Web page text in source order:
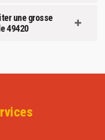
une grosse
49420